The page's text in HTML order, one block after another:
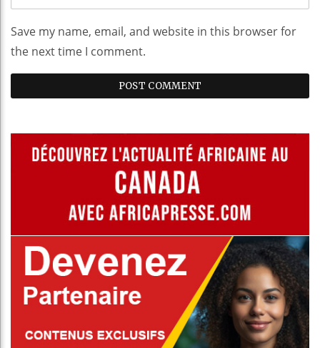
Save my name, email, and website in this browser for
the next time I comment.